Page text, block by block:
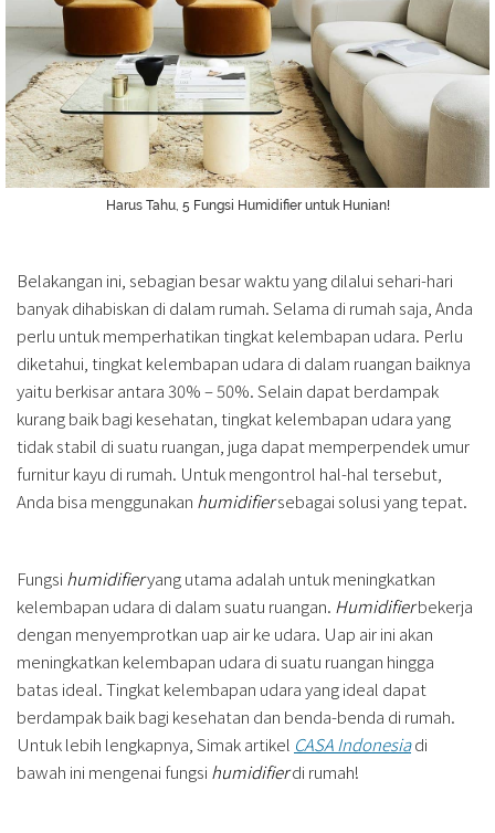
Harus Tahu, 5 Fungsi Humidifier untuk Hunian!
Belakangan ini, sebagian besar waktu yang dilalui sehari-hari
banyak dihabiskan di dalam rumah. Selama di rumah saja, Anda
perlu untuk memperhatikan tingkat kelembapan udara. Perlu
diketahui, tingkat kelembapan udara di dalam ruangan baiknya
yaitu berkisar antara 30% – 50%. Selain dapat berdampak
kurang baik bagi kesehatan, tingkat kelembapan udara yang
tidak stabil di suatu ruangan, juga dapat memperpendek umur
furnitur kayu di rumah. Untuk mengontrol hal-hal tersebut,
Anda bisa menggunakan humidifiersebagai solusi yang tepat.
Fungsi humidifieryang utama adalah untuk meningkatkan
kelembapan udara di dalam suatu ruangan. Humidifierbekerja
dengan menyemprotkan uap air ke udara. Uap air ini akan
meningkatkan kelembapan udara di suatu ruangan hingga
batas ideal. Tingkat kelembapan udara yang ideal dapat
berdampak baik bagi kesehatan dan benda-benda di rumah.
Untuk lebih lengkapnya, Simak artikel CASA Indonesiadi
bawah ini mengenai fungsi humidifierdi rumah!